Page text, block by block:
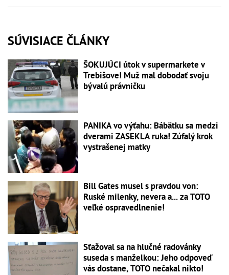
SÚVISIACE ČLÁNKY
ŠOKUJÚCI útok v supermarkete v
Trebišove! Muž mal dobodať svoju
bývalú právničku
PANIKA vo výťahu: Bábätku sa medzi
dverami ZASEKLA ruka! Zúfalý krok
vystrašenej matky
Bill Gates musel s pravdou von:
Ruské milenky, nevera a... za TOTO
veľké ospravedlnenie!
Sťažoval sa na hlučné radovánky
suseda s manželkou: Jeho odpoveď
vás dostane, TOTO nečakal nikto!